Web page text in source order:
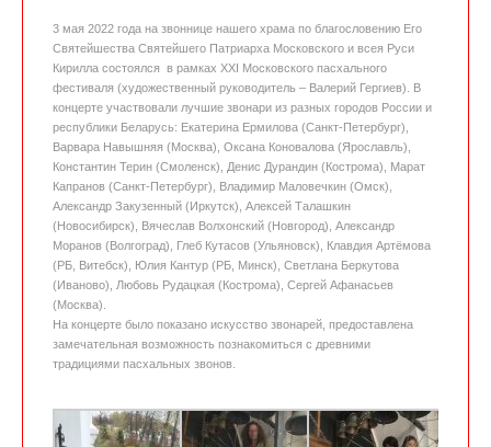
3 мая 2022 года на звоннице нашего храма по благословению Его
Святейшества Святейшего Патриарха Московского и всея Руси
Кирилла состоялся в рамках XXI Московского пасхального
фестиваля (художественный руководитель – Валерий Гергиев). В
концерте участвовали лучшие звонари из разных городов России и
республики Беларусь: Екатерина Ермилова (Санкт-Петербург),
Варвара Навышняя (Москва), Оксана Коновалова (Ярославль),
Константин Терин (Смоленск), Денис Дурандин (Кострома), Марат
Капранов (Санкт-Петербург), Владимир Маловечкин (Омск),
Александр Закузенный (Иркутск), Алексей Талашкин
(Новосибирск), Вячеслав Волхонский (Новгород), Александр
Моранов (Волгоград), Глеб Кутасов (Ульяновск), Клавдия Артёмова
(РБ, Витебск), Юлия Кантур (РБ, Минск), Светлана Беркутова
(Иваново), Любовь Рудацкая (Кострома), Сергей Афанасьев
(Москва).
На концерте было показано искусство звонарей, предоставлена
замечательная возможность познакомиться с древними
традициями пасхальных звонов.